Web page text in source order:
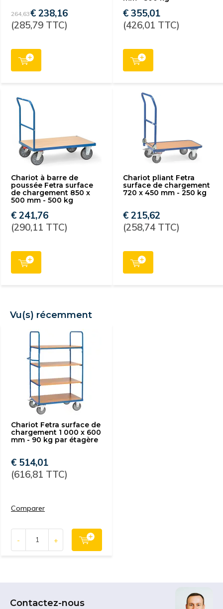
264,63€ 238,16
(285,79 TTC)
€ 355,01
(426,01 TTC)
Chariot à barre de
poussée Fetra surface
de chargement 850 x
500 mm - 500 kg
€ 241,76
(290,11 TTC)
Chariot pliant Fetra
surface de chargement
720 x 450 mm - 250 kg
€ 215,62
(258,74 TTC)
Vu(s) récemment
Chariot Fetra surface de
chargement 1 000 x 600
mm - 90 kg par étagère
€ 514,01
(616,81 TTC)
Comparer
- +
Contactez-nous